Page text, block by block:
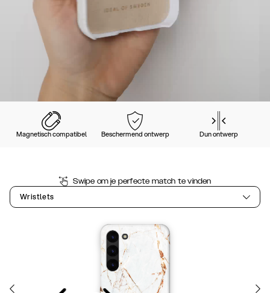
Magnetisch compatibel Beschermend ontwerp Dun ontwerp
Swipe om je perfecte match te vinden
Wristlets